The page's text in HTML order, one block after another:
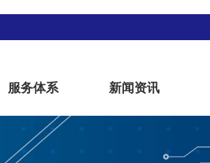
服务体系 新闻资讯